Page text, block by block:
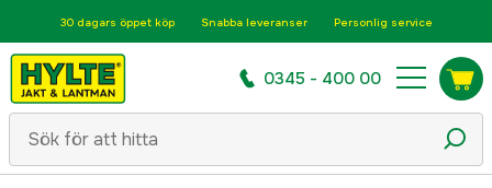
30 dagars öppet köp Snabba leveranser Personlig service
0345 - 400 00